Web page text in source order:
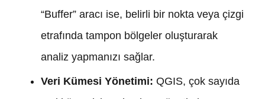
“Buffer” aracı ise, belirli bir nokta veya çizgi
etrafında tampon bölgeler oluşturarak
analiz yapmanızı sağlar.
Veri Kümesi Yönetimi: QGIS, çok sayıda